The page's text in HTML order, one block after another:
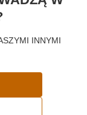
INNYMI